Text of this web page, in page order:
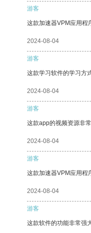
游客
这款加速器VPM应用程
2024-08-04
游客
这款学习软件的学习方
2024-08-04
游客
这款app的视频资源非
2024-08-04
游客
这款加速器VPM应用程
2024-08-04
游客
这款软件的功能非常强